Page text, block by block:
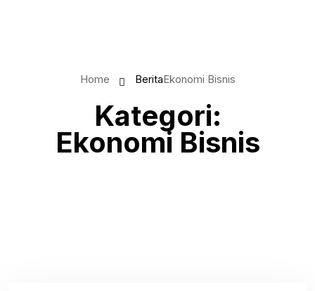
Home BeritaEkonomi Bisnis
Kategori:
Ekonomi Bisnis